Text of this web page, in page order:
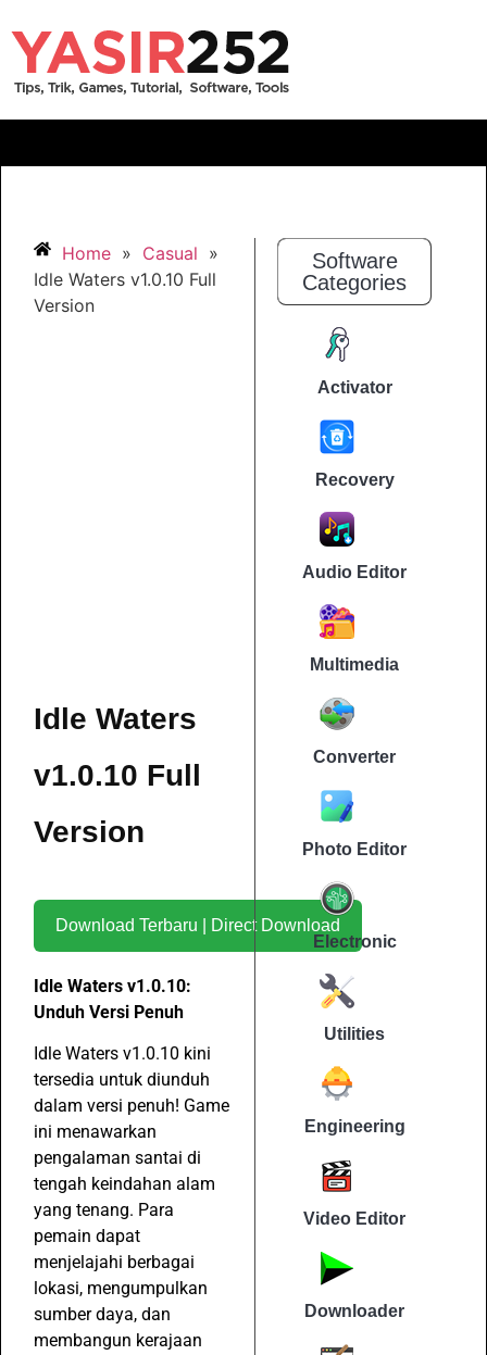
Home » Casual »
Idle Waters v1.0.10 Full
Version
Idle Waters
v1.0.10 Full
Version
Download Terbaru | Direct Download
Idle Waters v1.0.10:
Unduh Versi Penuh
Idle Waters v1.0.10 kini
tersedia untuk diunduh
dalam versi penuh! Game
ini menawarkan
pengalaman santai di
tengah keindahan alam
yang tenang. Para
pemain dapat
menjelajahi berbagai
lokasi, mengumpulkan
sumber daya, dan
membangun kerajaan
Software
Categories
Activator
Recovery
Audio Editor
Multimedia
Converter
Photo Editor
Electronic
Utilities
Engineering
Video Editor
Downloader